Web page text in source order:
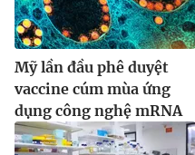
Mỹ lần đầu phê duyệt
vaccine cúm mùa ứng
dụng công nghệ mRNA